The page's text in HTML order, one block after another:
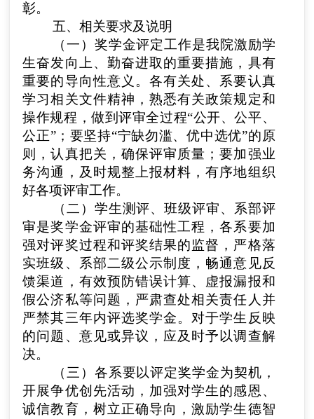
彰。
五、相关要求及说明
（一）奖学金评定工作是我院激励学
生奋发向上、勤奋进取的重要措施，具有
重要的导向性意义。各有关处、系要认真
学习相关文件精神，熟悉有关政策规定和
操作规程，做到评审全过程“公开、公平、
公正”；要坚持“宁缺勿滥、优中选优”的原
则，认真把关，确保评审质量；要加强业
务沟通，及时规整上报材料，有序地组织
好各项评审工作。
（二）学生测评、班级评审、系部评
审是奖学金评审的基础性工程，各系要加
强对评奖过程和评奖结果的监督，严格落
实班级、系部二级公示制度，畅通意见反
馈渠道，有效预防错误计算、虚报漏报和
假公济私等问题，严肃查处相关责任人并
严禁其三年内评选奖学金。对于学生反映
的问题、意见或异议，应及时予以调查解
决。
（三）各系要以评定奖学金为契机，
开展争优创先活动，加强对学生的感恩、
诚信教育，树立正确导向，激励学生德智